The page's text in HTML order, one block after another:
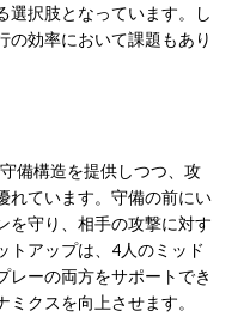
選択肢となっています。し
の効率において課題もあり
備構造を提供しつつ、攻
れています。守備の前にい
を守り、相手の攻撃に対す
トアップは、4人のミッド
レーの両方をサポートでき
クスを向上させます。